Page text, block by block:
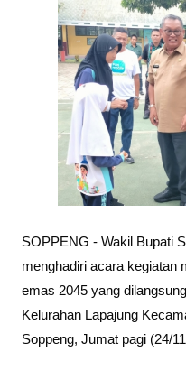
SOPPENG - Wakil Bupati
menghadiri acara kegiatan
emas 2045 yang
Kelurahan Lapajung
Soppeng, Jumat pagi (24/